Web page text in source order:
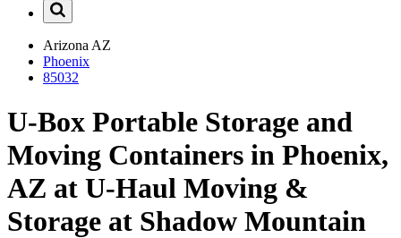
Arizona AZ
Phoenix
85032
U-Box Portable Storage and
Moving Containers in Phoenix,
AZ at U-Haul Moving &
Storage at Shadow Mountain